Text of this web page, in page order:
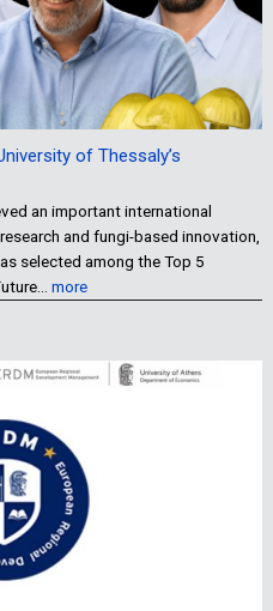
of Thessaly’s
an important international
and fungi-based innovation,
selected among the Top 5
more